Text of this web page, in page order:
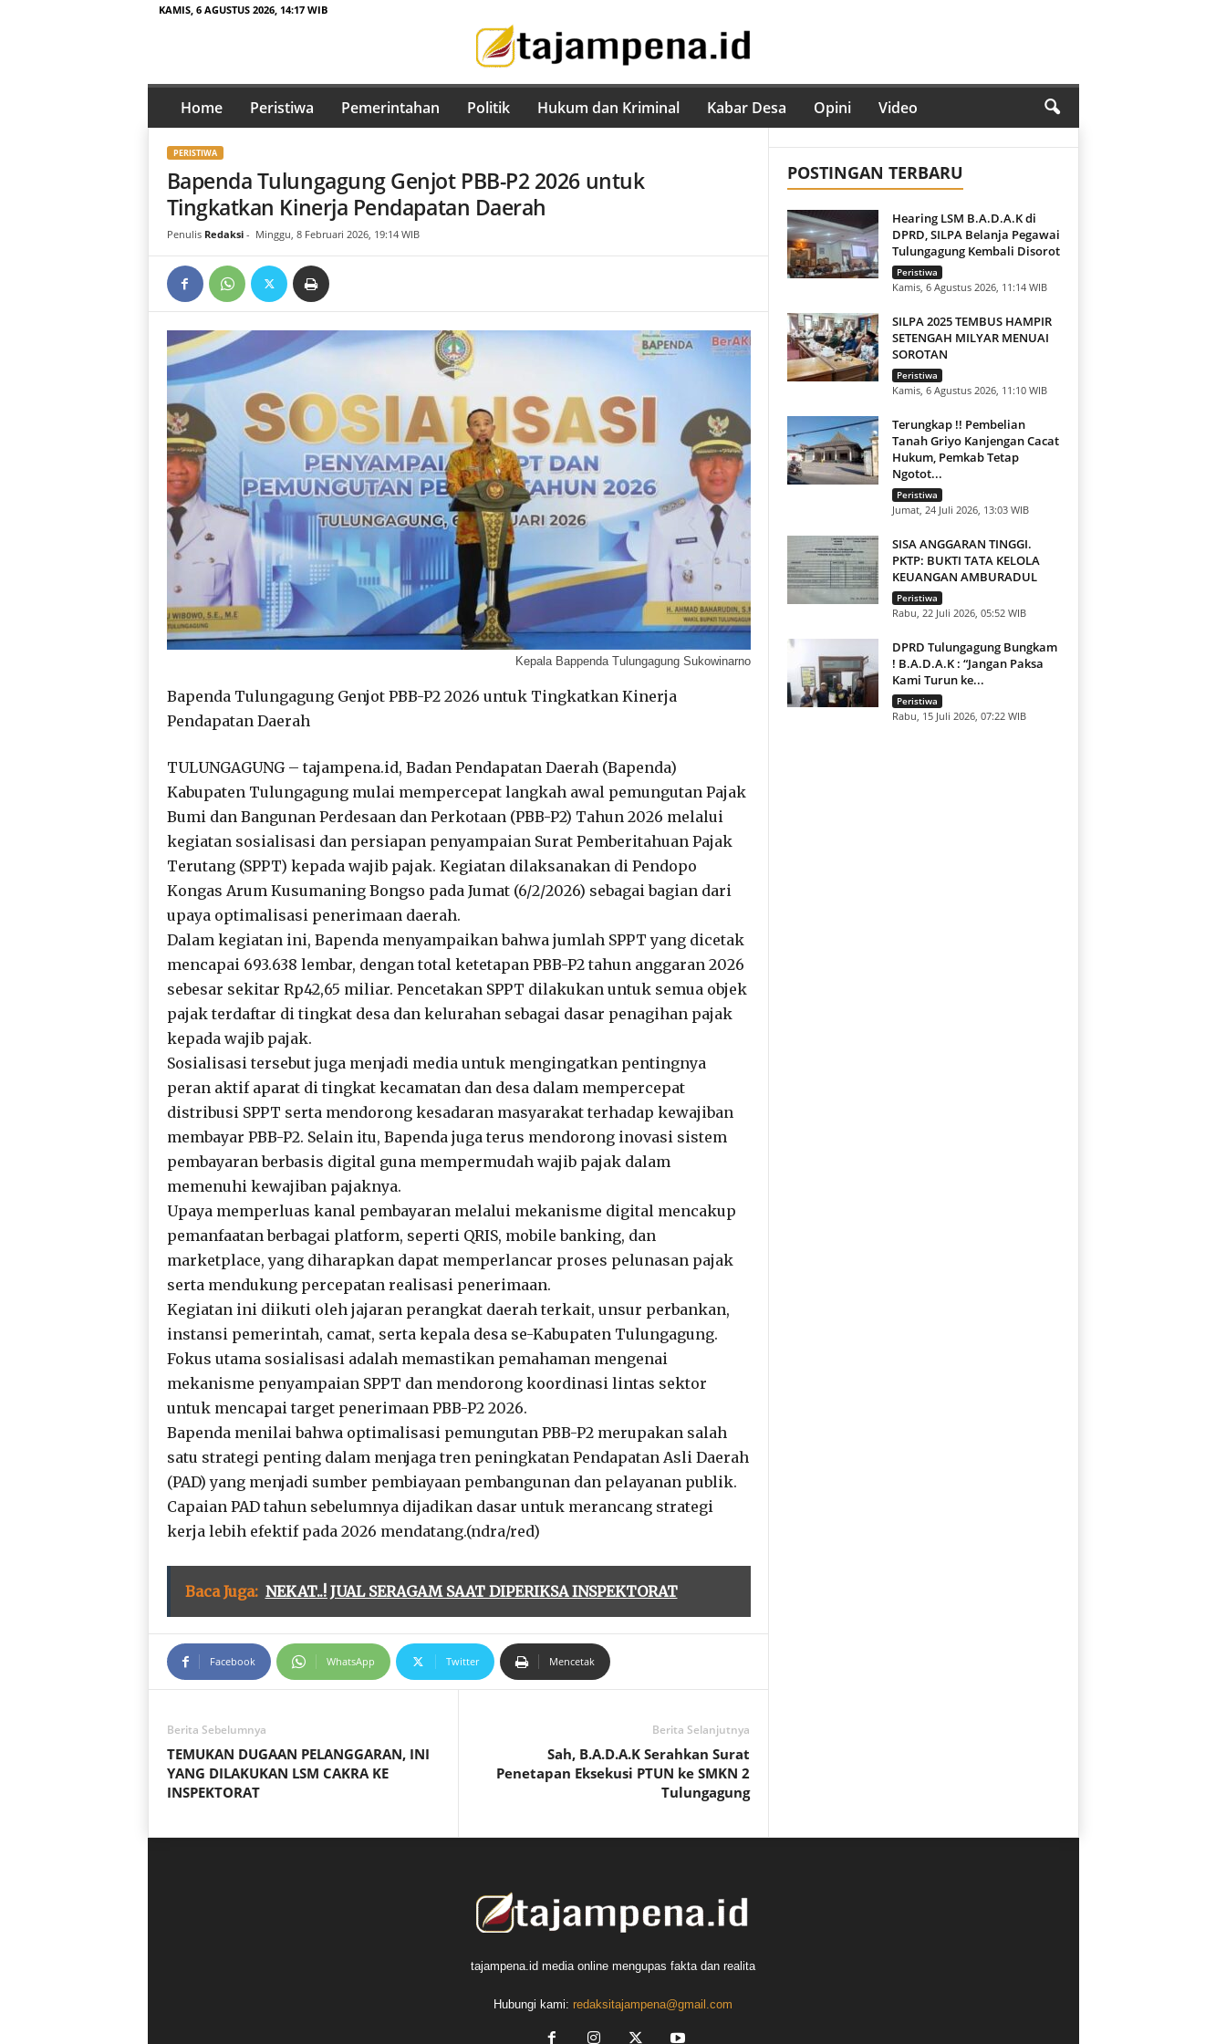
KAMIS, 6 AGUSTUS 2026, 14:17 WIB
t
.
Home Peristiwa Pemerintahan Politik Hukum dan Kriminal Kabar Desa Opini Video
PERISTIWA
Bapenda Tulungagung Genjot PBB-P2 2026 untuk
Tingkatkan Kinerja Pendapatan Daerah
Penulis Redaksi- Minggu, 8 Februari 2026, 19:14 WIB
Kepala Bappenda Tulungagung Sukowinarno
Bapenda Tulungagung Genjot PBB-P2 2026 untuk Tingkatkan Kinerja
Pendapatan Daerah
TULUNGAGUNG – tajampena.id, Badan Pendapatan Daerah (Bapenda)
Kabupaten Tulungagung mulai mempercepat langkah awal pemungutan Pajak
Bumi dan Bangunan Perdesaan dan Perkotaan (PBB-P2) Tahun 2026 melalui
kegiatan sosialisasi dan persiapan penyampaian Surat Pemberitahuan Pajak
Terutang (SPPT) kepada wajib pajak. Kegiatan dilaksanakan di Pendopo
Kongas Arum Kusumaning Bongso pada Jumat (6/2/2026) sebagai bagian dari
upaya optimalisasi penerimaan daerah.
Dalam kegiatan ini, Bapenda menyampaikan bahwa jumlah SPPT yang dicetak
mencapai 693.638 lembar, dengan total ketetapan PBB-P2 tahun anggaran 2026
sebesar sekitar Rp42,65 miliar. Pencetakan SPPT dilakukan untuk semua objek
pajak terdaftar di tingkat desa dan kelurahan sebagai dasar penagihan pajak
kepada wajib pajak.
Sosialisasi tersebut juga menjadi media untuk mengingatkan pentingnya
peran aktif aparat di tingkat kecamatan dan desa dalam mempercepat
distribusi SPPT serta mendorong kesadaran masyarakat terhadap kewajiban
membayar PBB-P2. Selain itu, Bapenda juga terus mendorong inovasi sistem
pembayaran berbasis digital guna mempermudah wajib pajak dalam
memenuhi kewajiban pajaknya.
Upaya memperluas kanal pembayaran melalui mekanisme digital mencakup
pemanfaatan berbagai platform, seperti QRIS, mobile banking, dan
marketplace, yang diharapkan dapat memperlancar proses pelunasan pajak
serta mendukung percepatan realisasi penerimaan.
Kegiatan ini diikuti oleh jajaran perangkat daerah terkait, unsur perbankan,
instansi pemerintah, camat, serta kepala desa se-Kabupaten Tulungagung.
Fokus utama sosialisasi adalah memastikan pemahaman mengenai
mekanisme penyampaian SPPT dan mendorong koordinasi lintas sektor
untuk mencapai target penerimaan PBB-P2 2026.
Bapenda menilai bahwa optimalisasi pemungutan PBB-P2 merupakan salah
satu strategi penting dalam menjaga tren peningkatan Pendapatan Asli Daerah
(PAD) yang menjadi sumber pembiayaan pembangunan dan pelayanan publik.
Capaian PAD tahun sebelumnya dijadikan dasar untuk merancang strategi
kerja lebih efektif pada 2026 mendatang.(ndra/red)
Baca Juga: NEKAT..! JUAL SERAGAM SAAT DIPERIKSA INSPEKTORAT
Facebook WhatsApp Twitter Mencetak
Berita Sebelumnya
TEMUKAN DUGAAN PELANGGARAN, INI
YANG DILAKUKAN LSM CAKRA KE
INSPEKTORAT
Berita Selanjutnya
Sah, B.A.D.A.K Serahkan Surat
Penetapan Eksekusi PTUN ke SMKN 2
Tulungagung
POSTINGAN TERBARU
Hearing LSM B.A.D.A.K di
DPRD, SILPA Belanja Pegawai
Tulungagung Kembali Disorot
Peristiwa
Kamis, 6 Agustus 2026, 11:14 WIB
SILPA 2025 TEMBUS HAMPIR
SETENGAH MILYAR MENUAI
SOROTAN
Peristiwa
Kamis, 6 Agustus 2026, 11:10 WIB
Terungkap !! Pembelian
Tanah Griyo Kanjengan Cacat
Hukum, Pemkab Tetap
Ngotot...
Peristiwa
Jumat, 24 Juli 2026, 13:03 WIB
SISA ANGGARAN TINGGI.
PKTP: BUKTI TATA KELOLA
KEUANGAN AMBURADUL
Peristiwa
Rabu, 22 Juli 2026, 05:52 WIB
DPRD Tulungagung Bungkam
! B.A.D.A.K : “Jangan Paksa
Kami Turun ke...
Peristiwa
Rabu, 15 Juli 2026, 07:22 WIB
tajampena.id media online mengupas fakta dan realita
Hubungi kami: redaksitajampena@gmail.com